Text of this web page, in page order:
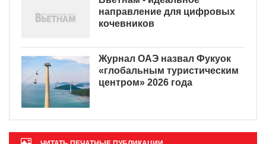
направление для цифровых
кочевников
Журнал ОАЭ назвал Фукуок
«глобальным туристическим
центром» 2026 года